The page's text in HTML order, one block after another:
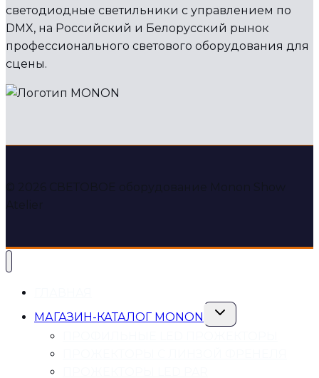
светодиодные светильники с управлением по
DMX, на Российский и Белорусский рынок
профессионального светового оборудования для
сцены.
МАГАЗИН-КАТАЛОГ MONON
Переключить
дочернее